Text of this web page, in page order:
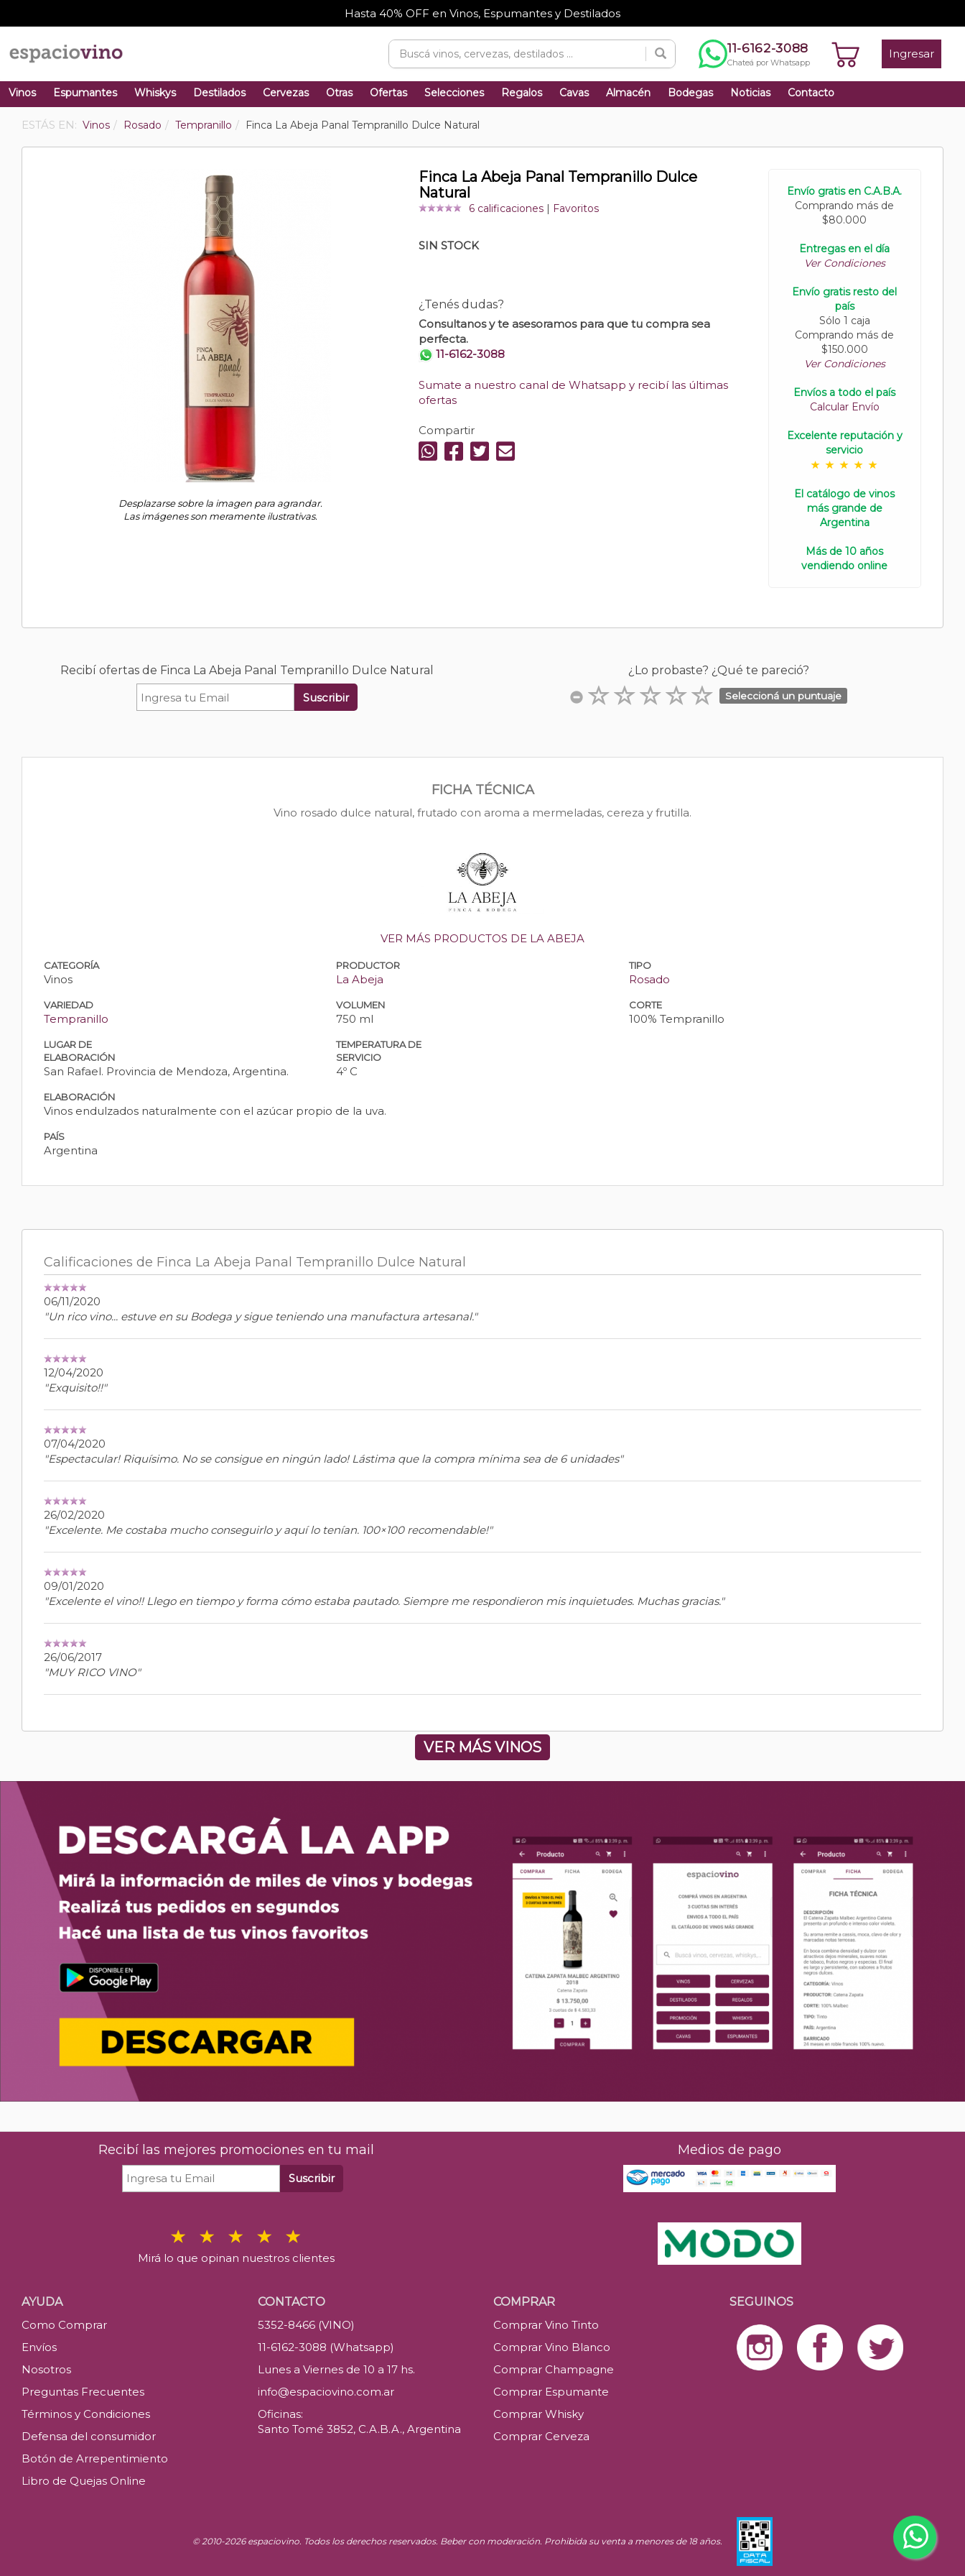
Hasta 40% OFF en Vinos, Espumantes y Destilados
11-6162-3088
Chateá por Whatsapp
Ingresar
Vinos Espumantes Whiskys Destilados Cervezas Otras Ofertas Selecciones Regalos Cavas Almacén Bodegas Noticias Contacto
ESTÁS EN: Vinos Rosado Tempranillo Finca La Abeja Panal Tempranillo Dulce Natural
Desplazarse sobre la imagen para agrandar.
Las imágenes son meramente ilustrativas.
Finca La Abeja Panal Tempranillo Dulce
Natural
6 calificaciones| Favoritos
SIN STOCK
¿Tenés dudas?
Consultanos y te asesoramos para que tu compra sea
perfecta.
11-6162-3088
Sumate a nuestro canal de Whatsapp y recibí las últimas
ofertas
Compartir
Envío gratis en C.A.B.A.
Comprando más de
$80.000
Entregas en el día
Ver Condiciones
Envío gratis resto del
país
Sólo 1 caja
Comprando más de
$150.000
Ver Condiciones
Envíos a todo el país
Calcular Envío
Excelente reputación y
servicio
El catálogo de vinos
más grande de
Argentina
Más de 10 años
vendiendo online
Recibí ofertas de Finca La Abeja Panal Tempranillo Dulce Natural
Suscribir
¿Lo probaste? ¿Qué te pareció?
Seleccioná un puntuaje
FICHA TÉCNICA
Vino rosado dulce natural, frutado con aroma a mermeladas, cereza y frutilla.
VER MÁS PRODUCTOS DE LA ABEJA
CATEGORÍA
Vinos
PRODUCTOR
La Abeja
TIPO
Rosado
VARIEDAD
Tempranillo
VOLUMEN
750 ml
CORTE
100% Tempranillo
LUGAR DE
ELABORACIÓN
San Rafael. Provincia de Mendoza, Argentina.
TEMPERATURA DE
SERVICIO
4º C
ELABORACIÓN
Vinos endulzados naturalmente con el azúcar propio de la uva.
PAÍS
Argentina
Calificaciones de Finca La Abeja Panal Tempranillo Dulce Natural
06/11/2020
"Un rico vino... estuve en su Bodega y sigue teniendo una manufactura artesanal."
12/04/2020
"Exquisito!!"
07/04/2020
"Espectacular! Riquísimo. No se consigue en ningún lado! Lástima que la compra mínima sea de 6 unidades"
26/02/2020
"Excelente. Me costaba mucho conseguirlo y aquí lo tenían. 100×100 recomendable!"
09/01/2020
"Excelente el vino!! Llego en tiempo y forma cómo estaba pautado. Siempre me respondieron mis inquietudes. Muchas gracias."
26/06/2017
"MUY RICO VINO"
VER MÁS VINOS
Recibí las mejores promociones en tu mail
Suscribir
Mirá lo que opinan nuestros clientes
Medios de pago
AYUDA
Como Comprar
Envíos
Nosotros
Preguntas Frecuentes
Términos y Condiciones
Defensa del consumidor
Botón de Arrepentimiento
Libro de Quejas Online
CONTACTO
5352-8466 (VINO)
11-6162-3088 (Whatsapp)
Lunes a Viernes de 10 a 17 hs.
info@espaciovino.com.ar
Oficinas:
Santo Tomé 3852, C.A.B.A., Argentina
COMPRAR
Comprar Vino Tinto
Comprar Vino Blanco
Comprar Champagne
Comprar Espumante
Comprar Whisky
Comprar Cerveza
SEGUINOS
© 2010-2026 espaciovino. Todos los derechos reservados. Beber con moderación. Prohibida su venta a menores de 18 años.